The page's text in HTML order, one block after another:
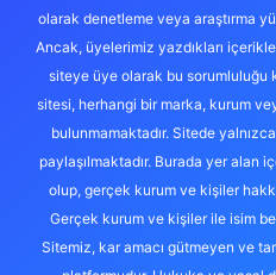
olarak denetleme veya araştırma
Ancak, üyelerimiz yazdıkları
siteye üye olarak bu sorumluluğu
sitesi, herhangi bir marka, kurum
bulunmamaktadır. Sitede
paylaşılmaktadır. Burada yer alan
olup, gerçek kurum ve kişiler
Gerçek kurum ve kişiler ile isim
Sitemiz, kar amacı gütmeyen ve